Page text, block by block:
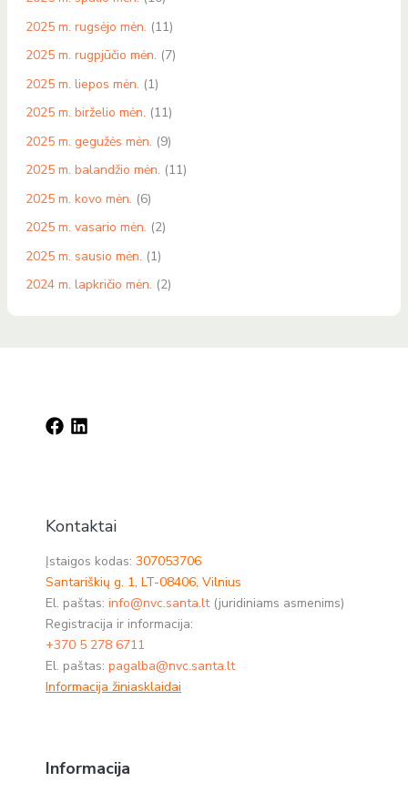
2025 m. rugsėjo mėn. (11)
2025 m. rugpjūčio mėn. (7)
2025 m. liepos mėn. (1)
2025 m. birželio mėn. (11)
2025 m. gegužės mėn. (9)
2025 m. balandžio mėn. (11)
2025 m. kovo mėn. (6)
2025 m. vasario mėn. (2)
2025 m. sausio mėn. (1)
2024 m. lapkričio mėn. (2)
Kontaktai
Įstaigos kodas: 307053706
Santariškių g. 1, LT-08406, Vilnius
El. paštas: info@nvc.santa.lt(juridiniams asmenims)
Registracija ir informacija:
+370 5 278 6711
El. paštas: pagalba@nvc.santa.lt
Informacija žiniasklaidai
Informacija